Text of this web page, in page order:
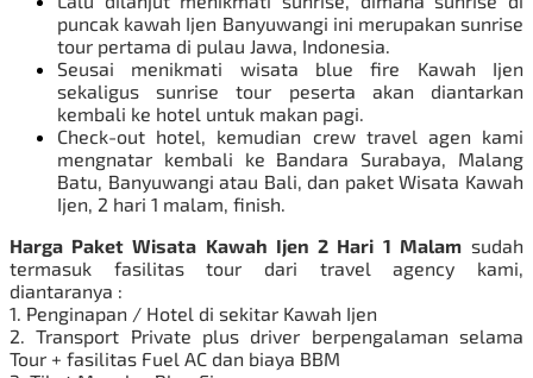
puncak kawah Ijen Banyuwangi ini merupakan sunrise
tour pertama di pulau Jawa, Indonesia.
Seusai menikmati wisata blue fire Kawah Ijen
sekaligus sunrise tour peserta akan diantarkan
kembali ke hotel untuk makan pagi.
Check-out hotel, kemudian crew travel agen kami
mengnatar kembali ke Bandara Surabaya, Malang
Batu, Banyuwangi atau Bali, dan paketWisata Kawah
Ijen , 2 hari 1 malam, finish.
Harga Paket Wisata Kawah Ijen 2 Hari 1 Malamsudah
termasuk fasilitas tour dari travel agency kami,
diantaranya :
1. Penginapan / Hotel di sekitar Kawah Ijen
2. Transport Private plus driver berpengalaman selama
Tour + fasilitas Fuel AC dan biaya BBM